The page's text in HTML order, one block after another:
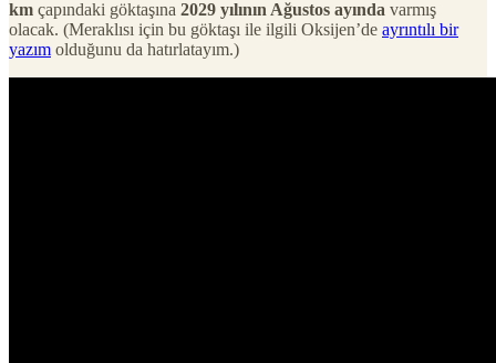
km çapındaki göktaşına 2029 yılının Ağustos ayında varmış
olacak. (Meraklısı için bu göktaşı ile ilgili Oksijen’de ayrıntılı bir
yazım olduğunu da hatırlatayım.)